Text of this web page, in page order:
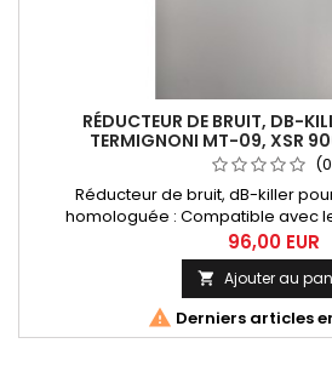
RÉDUCTEUR DE BRUIT, DB-
TERMIGNONI MT-09, XSR
Réducteur de bruit, dB-killer
homologuée : Compatible avec
Y102090CV, Y102090CVB,
96,00 EUR
 Ajouter au
 Derniers articles